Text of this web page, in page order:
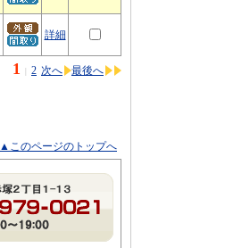
詳細
1 2 次へ 最後へ
▲このページのトップへ